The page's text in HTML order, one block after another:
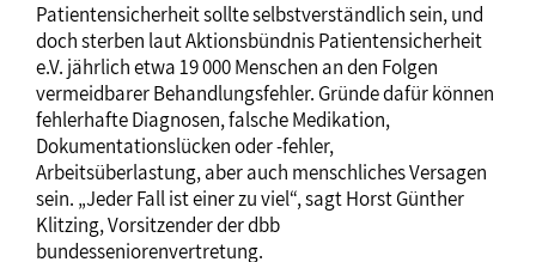
Patientensicherheit sollte selbstverständlich sein, und
doch sterben laut Aktionsbündnis Patientensicherheit
e.V. jährlich etwa 19 000 Menschen an den Folgen
vermeidbarer Behandlungsfehler. Gründe dafür können
fehlerhafte Diagnosen, falsche Medikation,
Dokumentationslücken oder -fehler,
Arbeitsüberlastung, aber auch menschliches Versagen
sein. „Jeder Fall ist einer zu viel“, sagt Horst Günther
Klitzing, Vorsitzender der dbb
bundesseniorenvertretung.